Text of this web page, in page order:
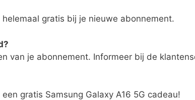
gratis bij je nieuwe abonnement.
van je abonnement. Informeer bij de
gratis Samsung Galaxy A16 5G cadeau!